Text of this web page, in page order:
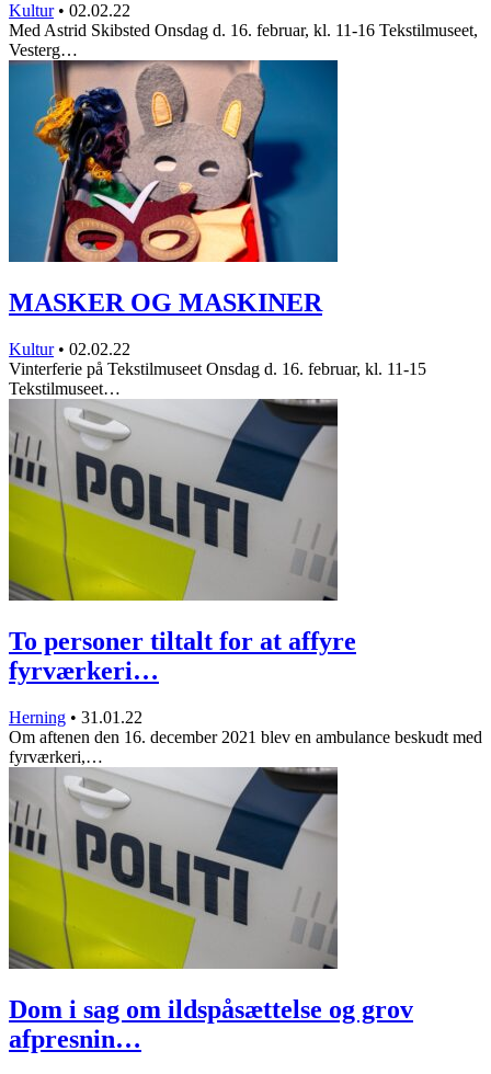
Kultur • 02.02.22
Med Astrid Skibsted Onsdag d. 16. februar, kl. 11-16 Tekstilmuseet,
Vesterg…
MASKER OG MASKINER
Kultur • 02.02.22
Vinterferie på Tekstilmuseet Onsdag d. 16. februar, kl. 11-15
Tekstilmuseet…
To personer tiltalt for at affyre
fyrværkeri…
Herning • 31.01.22
Om aftenen den 16. december 2021 blev en ambulance beskudt med
fyrværkeri,…
Dom i sag om ildspåsættelse og grov
afpresnin…